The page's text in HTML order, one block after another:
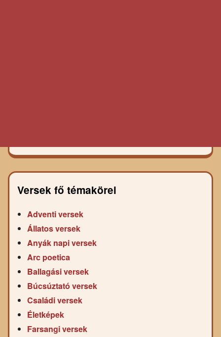
Versek fő témakörei
Adventi versek
Állatos versek
Anyák napi versek
Arc poetica
Ballagási versek
Búcsúztató versek
Családi versek
Életképek
Farsangi versek